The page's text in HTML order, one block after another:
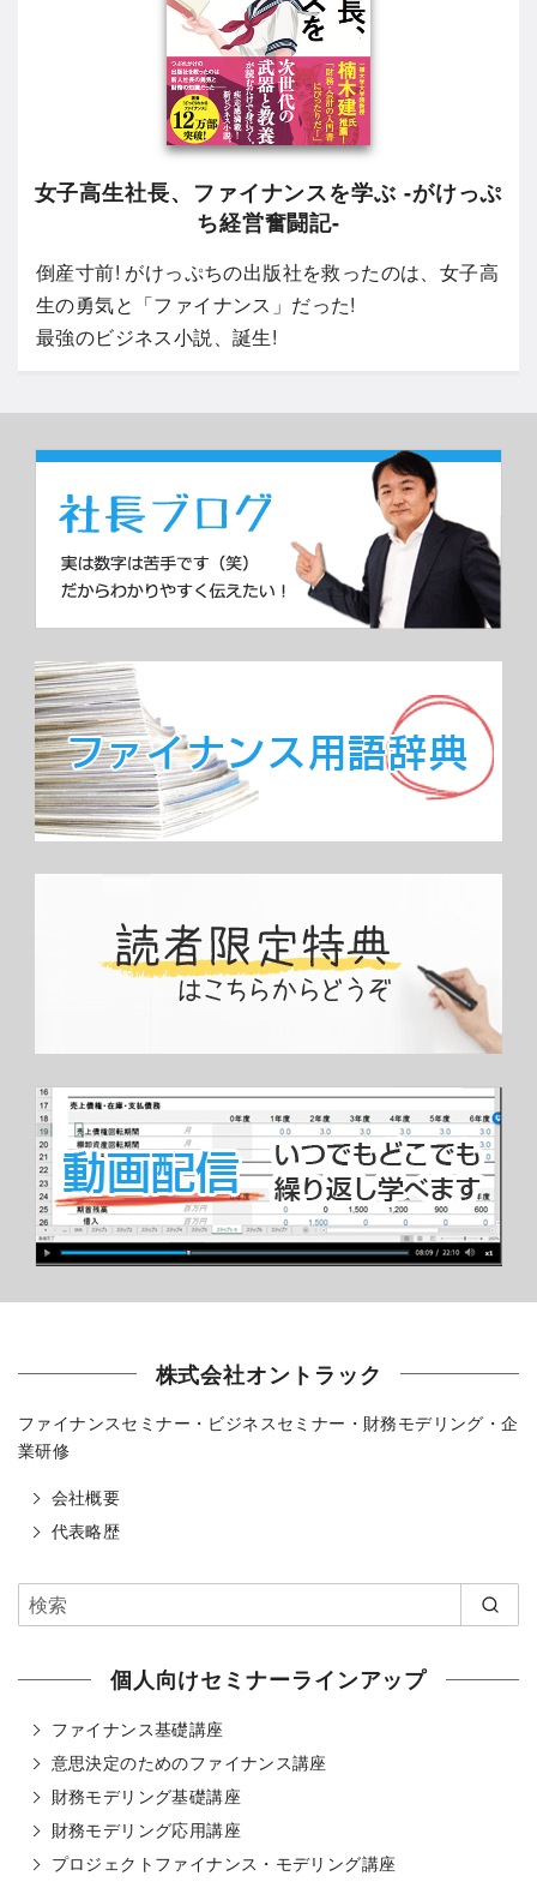
女子高生社長、ファイナンスを学ぶ -がけっぷ
ち経営奮闘記-
倒産寸前! がけっぷちの出版社を救ったのは、女子高
生の勇気と「ファイナンス」だった!
最強のビジネス小説、誕生!
株式会社オントラック
ファイナンスセミナー・ビジネスセミナー・財務モデリング・企
業研修
会社概要
代表略歴
個人向けセミナーラインアップ
ファイナンス基礎講座
意思決定のためのファイナンス講座
財務モデリング基礎講座
財務モデリング応用講座
プロジェクトファイナンス・モデリング講座